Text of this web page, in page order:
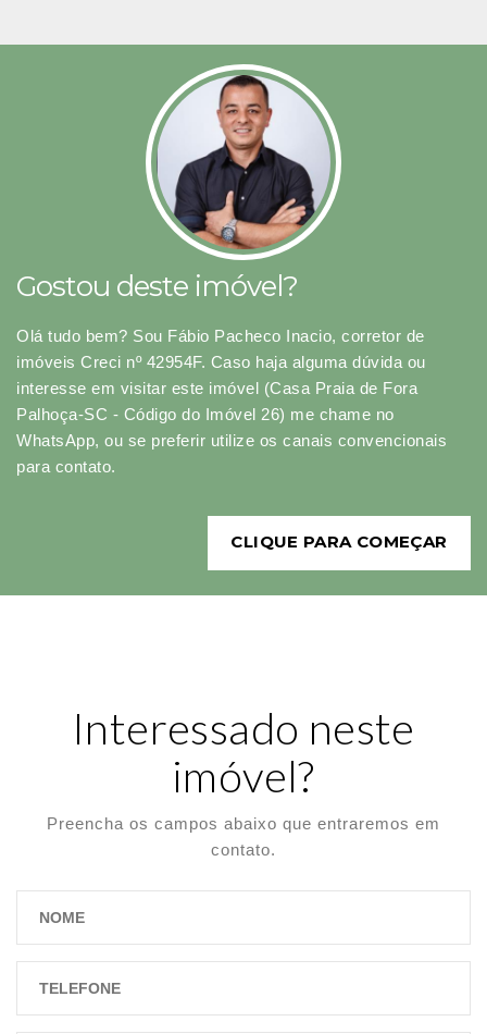
Gostou deste imóvel?
Olá tudo bem? Sou Fábio Pacheco Inacio, corretor de
imóveis Creci nº 42954F. Caso haja alguma dúvida ou
interesse em visitar este imóvel (Casa Praia de Fora
Palhoça-SC - Código do Imóvel 26) me chame no
WhatsApp, ou se preferir utilize os canais convencionais
para contato.
CLIQUE PARA COMEÇAR
Interessado neste
imóvel?
Preencha os campos abaixo que entraremos em
contato.